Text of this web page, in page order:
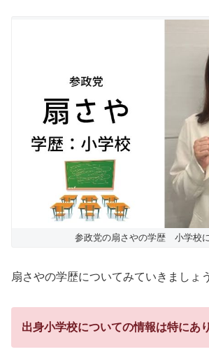
参政党の扇さやの学歴 小学校
扇さやの学歴についてみていきましょう
出身小学校についての情報は特にあ